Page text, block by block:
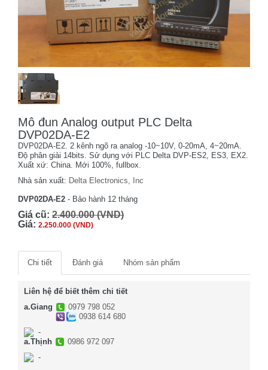
Mô đun Analog output PLC Delta
DVP02DA-E2
DVP02DA-E2. 2 kênh ngõ ra analog -10~10V, 0-20mA, 4~20mA.
Độ phân giải 14bits. Sử dụng với PLC Delta DVP-ES2, ES3, EX2.
Xuất xứ: China. Mới 100%, fullbox.
Nhà sản xuất: Delta Electronics, Inc
DVP02DA-E2 - Bảo hành 12 tháng
Giá cũ: 2.400.000 (VND)
Giá: 2.250.000 (VND)
Chi tiết Đánh giá Nhóm sản phẩm
Liên hệ để biết thêm chi tiết
a.Giang
0979 798 052
0938 614 680
-
a.Thịnh
0986 972 097
-